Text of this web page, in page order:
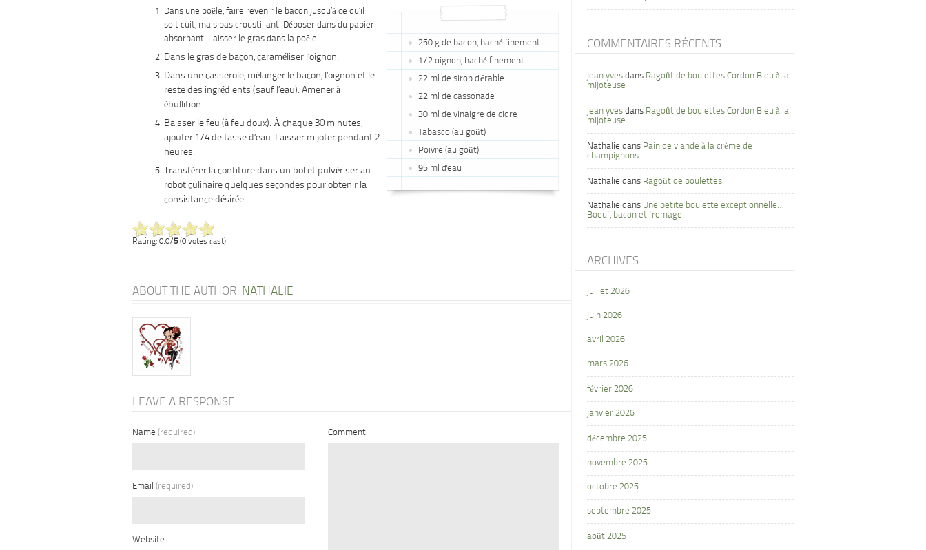
250 g de bacon, haché finement
1/2 oignon, haché finement
22 ml de sirop d'érable
22 ml de cassonade
30 ml de vinaigre de cidre
Tabasco (au goût)
Poivre (au goût)
95 ml d'eau
Dans une poêle, faire revenir le bacon jusqu’à ce qu’il
soit cuit, mais pas croustillant. Déposer dans du papier
absorbant. Laisser le gras dans la poêle.
Dans le gras de bacon, caraméliser l’oignon.
Dans une casserole, mélanger le bacon, l’oignon et le
reste des ingrédients (sauf l’eau). Amener à
ébullition.
Baisser le feu (à feu doux). À chaque 30 minutes,
ajouter 1/4 de tasse d’eau. Laisser mijoter pendant 2
heures.
Transférer la confiture dans un bol et pulvériser au
robot culinaire quelques secondes pour obtenir la
consistance désirée.
Rating: 0.0/5(0 votes cast)
ABOUT THE AUTHOR: NATHALIE
LEAVE A RESPONSE
Name (required)
Email (required)
Website
Comment
COMMENTAIRES RÉCENTS
jean yves dans Ragoût de boulettes Cordon Bleu à la
mijoteuse
jean yves dans Ragoût de boulettes Cordon Bleu à la
mijoteuse
Nathalie dans Pain de viande à la crème de
champignons
Nathalie dans Ragoût de boulettes
Nathalie dans Une petite boulette exceptionnelle…
Boeuf, bacon et fromage
ARCHIVES
juillet 2026
juin 2026
avril 2026
mars 2026
février 2026
janvier 2026
décembre 2025
novembre 2025
octobre 2025
septembre 2025
août 2025